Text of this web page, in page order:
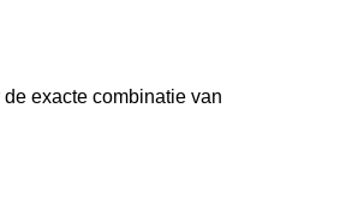
exacte combinatie van